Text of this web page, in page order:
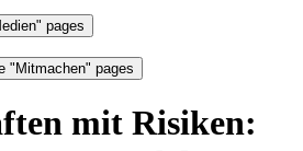
pages
"Mitmachen" pages
mit Risiken: